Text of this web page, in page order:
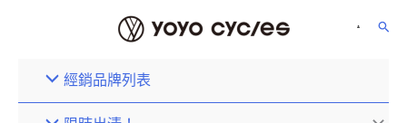
經銷品牌列表